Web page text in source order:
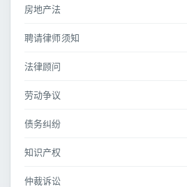
房地产法
聘请律师须知
法律顾问
劳动争议
债务纠纷
知识产权
仲裁诉讼